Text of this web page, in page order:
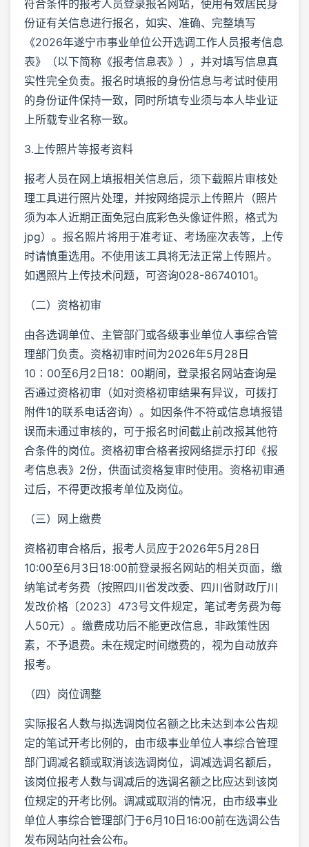
符合条件的报考人员登录报名网站，使用有效居民身
份证有关信息进行报名，如实、准确、完整填写
《2026年遂宁市事业单位公开选调工作人员报考信息
表》（以下简称《报考信息表》），并对填写信息真
实性完全负责。报名时填报的身份信息与考试时使用
的身份证件保持一致，同时所填专业须与本人毕业证
上所载专业名称一致。
3.上传照片等报考资料
报考人员在网上填报相关信息后，须下载照片审核处
理工具进行照片处理，并按网络提示上传照片（照片
须为本人近期正面免冠白底彩色头像证件照，格式为
jpg）。报名照片将用于准考证、考场座次表等，上传
时请慎重选用。不使用该工具将无法正常上传照片。
如遇照片上传技术问题，可咨询028-86740101。
（二）资格初审
由各选调单位、主管部门或各级事业单位人事综合管
理部门负责。资格初审时间为2026年5月28日
10∶00至6月2日18：00期间，登录报名网站查询是
否通过资格初审（如对资格初审结果有异议，可拨打
附件1的联系电话咨询）。如因条件不符或信息填报错
误而未通过审核的，可于报名时间截止前改报其他符
合条件的岗位。资格初审合格者按网络提示打印《报
考信息表》2份，供面试资格复审时使用。资格初审通
过后，不得更改报考单位及岗位。
（三）网上缴费
资格初审合格后，报考人员应于2026年5月28日
10:00至6月3日18:00前登录报名网站的相关页面，缴
纳笔试考务费（按照四川省发改委、四川省财政厅川
发改价格〔2023〕473号文件规定，笔试考务费为每
人50元）。缴费成功后不能更改信息，非政策性因
素，不予退费。未在规定时间缴费的，视为自动放弃
报考。
（四）岗位调整
实际报名人数与拟选调岗位名额之比未达到本公告规
定的笔试开考比例的，由市级事业单位人事综合管理
部门调减名额或取消该选调岗位，调减选调名额后，
该岗位报考人数与调减后的选调名额之比应达到该岗
位规定的开考比例。调减或取消的情况，由市级事业
单位人事综合管理部门于6月10日16:00前在选调公告
发布网站向社会公布。